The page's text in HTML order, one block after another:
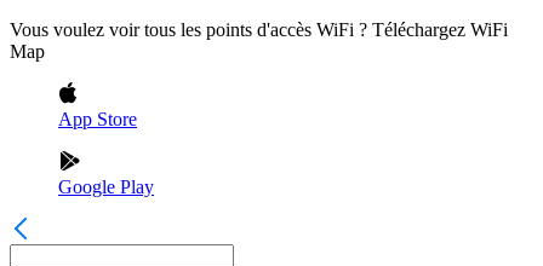
Vous voulez voir tous les points d'accès WiFi ? Téléchargez WiFi
Map
App Store
Google Play